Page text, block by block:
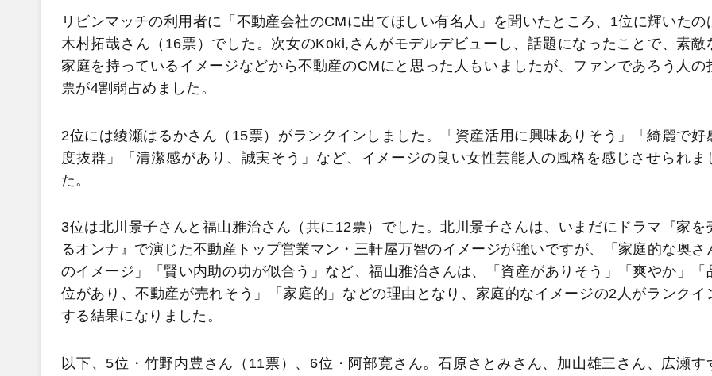
リビンマッチの利用者に「不動産会社のCMに出てほしい有名人」を聞いたところ、1位に輝いたの
木村拓哉さん（16票）でした。次女のKoki,さんがモデルデビューし、話題になったことで、素敵
家庭を持っているイメージなどから不動産のCMにと思った人もいましたが、ファンであろう人の
票が4割弱占めました。
2位には綾瀬はるかさん（15票）がランクインしました。「資産活用に興味ありそう」「綺麗で好
度抜群」「清潔感があり、誠実そう」など、イメージの良い女性芸能人の風格を感じさせられま
た。
3位は北川景子さんと福山雅治さん（共に12票）でした。北川景子さんは、いまだにドラマ『家を
るオンナ』で演じた不動産トップ営業マン・三軒屋万智のイメージが強いですが、「家庭的な奥さ
のイメージ」「賢い内助の功が似合う」など、福山雅治さんは、「資産がありそう」「爽やか」「
位があり、不動産が売れそう」「家庭的」などの理由となり、家庭的なイメージの2人がランクイ
する結果になりました。
以下、5位・竹野内豊さん（11票）、6位・阿部寛さん。石原さとみさん、加山雄三さん、広瀬す